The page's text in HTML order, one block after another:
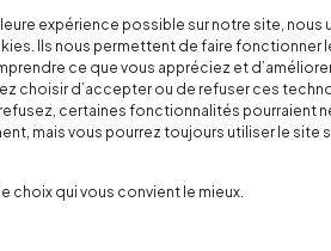
expérience possible sur notre site, nous
Ils nous permettent de faire fonctionner
ce que vous appréciez et
choisir d’accepter ou de refuser ces
certaines fonctionnalités pourraient
mais vous pourrez toujours utiliser le site
choix qui vous convient le mieux.
Body bébé “Boo Yeah”
14,00 €